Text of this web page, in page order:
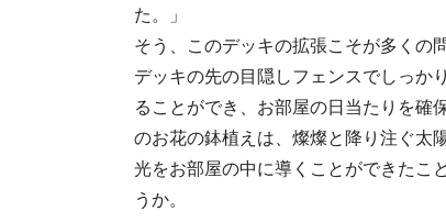
た。」
そう、このデッキの拡張こそが多くの
デッキの先の目隠しフェンスでしっか
ることができ、お部屋の日当たりを確
のお花の鉢植えは、燦燦と降り注ぐ太
光をお部屋の中に導くことができたこ
うか。